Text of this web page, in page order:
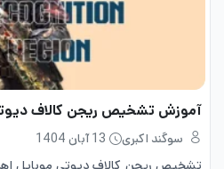
آموزش تشخیص ریجن کالاف
سوگند اکبری
13 آبان 1404